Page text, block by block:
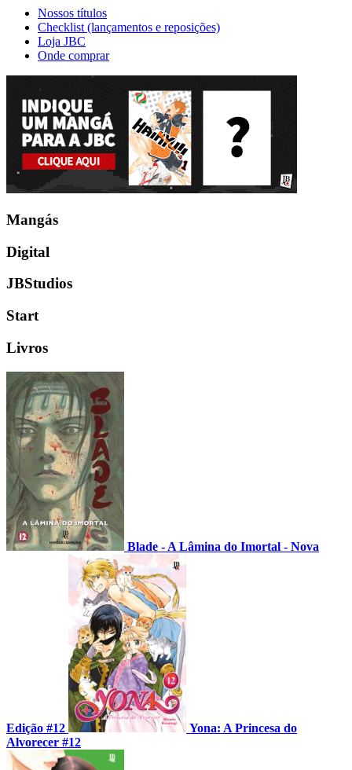
Nossos títulos
Checklist (lançamentos e reposições)
Loja JBC
Onde comprar
Mangás
Digital
JBStudios
Start
Livros
Blade - A Lâmina do Imortal - Nova
Edição #12
Yona: A Princesa do
Alvorecer #12